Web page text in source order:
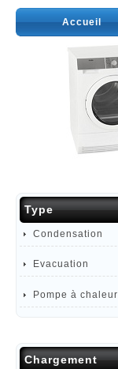
Accueil
Type
Condensation
Evacuation
Pompe à chaleur
Chargement